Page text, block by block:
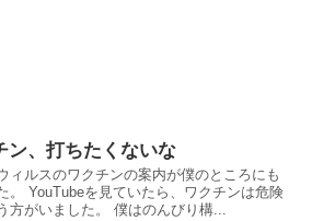
ン、打ちたくないな
ィルスのワクチンの案内が僕のところにも
。 YouTubeを見ていたら、ワクチンは危険
方がいました。 僕はのんびり構...